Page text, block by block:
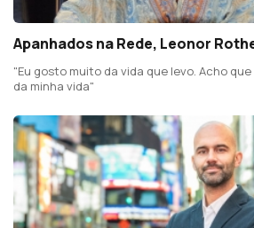
Apanhados na Rede, Leonor
"Eu gosto muito da vida que levo. Acho
da minha vida"